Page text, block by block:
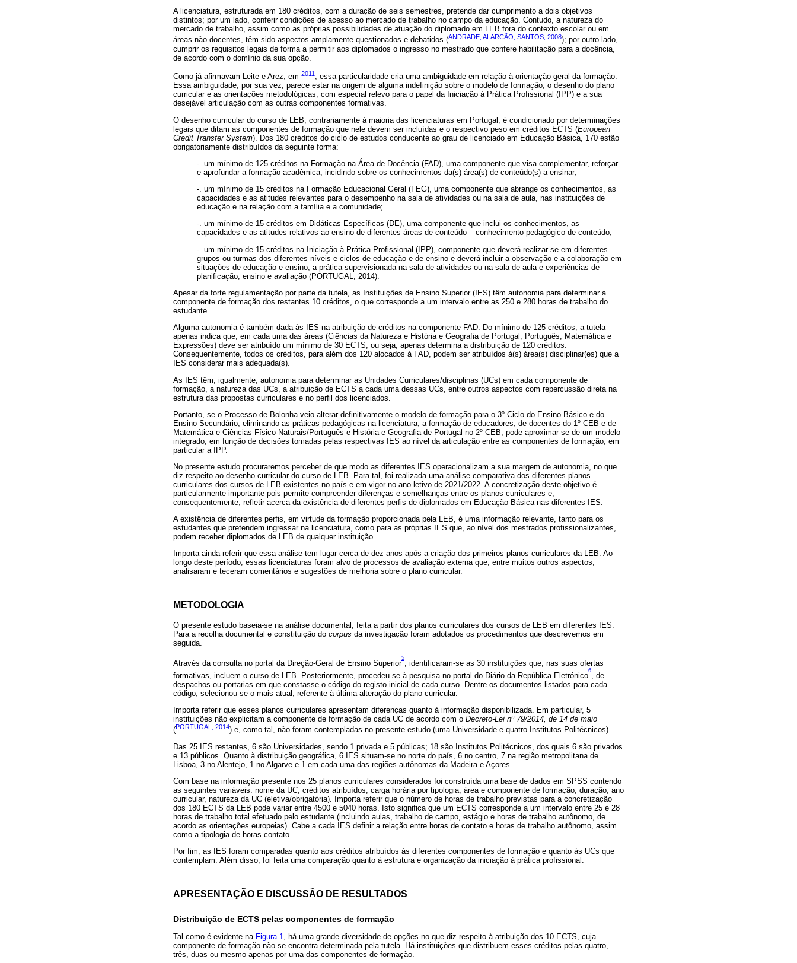
A licenciatura, estruturada em 180 créditos, com a duração de seis semestres, pretende dar cumprimento a dois objetivos
distintos; por um lado, conferir condições de acesso ao mercado de trabalho no campo da educação. Contudo, a natureza do
mercado de trabalho, assim como as próprias possibilidades de atuação do diplomado em LEB fora do contexto escolar ou em
áreas não docentes, têm sido aspectos amplamente questionados e debatidos (ANDRADE; ALARCÃO; SANTOS, 2008); por outro lado,
cumprir os requisitos legais de forma a permitir aos diplomados o ingresso no mestrado que confere habilitação para a docência,
de acordo com o domínio da sua opção.
Como já afirmavam Leite e Arez, em 2011 , essa particularidade cria uma ambiguidade em relação à orientação geral da formação.
Essa ambiguidade, por sua vez, parece estar na origem de alguma indefinição sobre o modelo de formação, o desenho do plano
curricular e as orientações metodológicas, com especial relevo para o papel da Iniciação à Prática Profissional (IPP) e a sua
desejável articulação com as outras componentes formativas.
O desenho curricular do curso de LEB, contrariamente à maioria das licenciaturas em Portugal, é condicionado por determinações
legais que ditam as componentes de formação que nele devem ser incluídas e o respectivo peso em créditos ECTS (European
Credit Transfer System). Dos 180 créditos do ciclo de estudos conducente ao grau de licenciado em Educação Básica, 170 estão
obrigatoriamente distribuídos da seguinte forma:
-. um mínimo de 125 créditos na Formação na Área de Docência (FAD), uma componente que visa complementar, reforçar
e aprofundar a formação acadêmica, incidindo sobre os conhecimentos da(s) área(s) de conteúdo(s) a ensinar;
-. um mínimo de 15 créditos na Formação Educacional Geral (FEG), uma componente que abrange os conhecimentos, as
capacidades e as atitudes relevantes para o desempenho na sala de atividades ou na sala de aula, nas instituições de
educação e na relação com a família e a comunidade;
-. um mínimo de 15 créditos em Didáticas Específicas (DE), uma componente que inclui os conhecimentos, as
capacidades e as atitudes relativos ao ensino de diferentes áreas de conteúdo – conhecimento pedagógico de conteúdo;
-. um mínimo de 15 créditos na Iniciação à Prática Profissional (IPP), componente que deverá realizar-se em diferentes
grupos ou turmas dos diferentes níveis e ciclos de educação e de ensino e deverá incluir a observação e a colaboração em
situações de educação e ensino, a prática supervisionada na sala de atividades ou na sala de aula e experiências de
planificação, ensino e avaliação (PORTUGAL, 2014).
Apesar da forte regulamentação por parte da tutela, as Instituições de Ensino Superior (IES) têm autonomia para determinar a
componente de formação dos restantes 10 créditos, o que corresponde a um intervalo entre as 250 e 280 horas de trabalho do
estudante.
Alguma autonomia é também dada às IES na atribuição de créditos na componente FAD. Do mínimo de 125 créditos, a tutela
apenas indica que, em cada uma das áreas (Ciências da Natureza e História e Geografia de Portugal, Português, Matemática e
Expressões) deve ser atribuído um mínimo de 30 ECTS, ou seja, apenas determina a distribuição de 120 créditos.
Consequentemente, todos os créditos, para além dos 120 alocados à FAD, podem ser atribuídos à(s) área(s) disciplinar(es) que a
IES considerar mais adequada(s).
As IES têm, igualmente, autonomia para determinar as Unidades Curriculares/disciplinas (UCs) em cada componente de
formação, a natureza das UCs, a atribuição de ECTS a cada uma dessas UCs, entre outros aspectos com repercussão direta na
estrutura das propostas curriculares e no perfil dos licenciados.
Portanto, se o Processo de Bolonha veio alterar definitivamente o modelo de formação para o 3º Ciclo do Ensino Básico e do
Ensino Secundário, eliminando as práticas pedagógicas na licenciatura, a formação de educadores, de docentes do 1º CEB e de
Matemática e Ciências Físico-Naturais/Português e História e Geografia de Portugal no 2º CEB, pode aproximar-se de um modelo
integrado, em função de decisões tomadas pelas respectivas IES ao nível da articulação entre as componentes de formação, em
particular a IPP.
No presente estudo procuraremos perceber de que modo as diferentes IES operacionalizam a sua margem de autonomia, no que
diz respeito ao desenho curricular do curso de LEB. Para tal, foi realizada uma análise comparativa dos diferentes planos
curriculares dos cursos de LEB existentes no país e em vigor no ano letivo de 2021/2022. A concretização deste objetivo é
particularmente importante pois permite compreender diferenças e semelhanças entre os planos curriculares e,
consequentemente, refletir acerca da existência de diferentes perfis de diplomados em Educação Básica nas diferentes IES.
A existência de diferentes perfis, em virtude da formação proporcionada pela LEB, é uma informação relevante, tanto para os
estudantes que pretendem ingressar na licenciatura, como para as próprias IES que, ao nível dos mestrados profissionalizantes,
podem receber diplomados de LEB de qualquer instituição.
Importa ainda referir que essa análise tem lugar cerca de dez anos após a criação dos primeiros planos curriculares da LEB. Ao
longo deste período, essas licenciaturas foram alvo de processos de avaliação externa que, entre muitos outros aspectos,
analisaram e teceram comentários e sugestões de melhoria sobre o plano curricular.
METODOLOGIA
O presente estudo baseia-se na análise documental, feita a partir dos planos curriculares dos cursos de LEB em diferentes IES.
Para a recolha documental e constituição do corpus da investigação foram adotados os procedimentos que descrevemos em
seguida.
Através da consulta no portal da Direção-Geral de Ensino Superior
5
, identificaram-se as 30 instituições que, nas suas ofertas
formativas, incluem o curso de LEB. Posteriormente, procedeu-se à pesquisa no portal do Diário da República Eletrónico
6
, de
despachos ou portarias em que constasse o código do registo inicial de cada curso. Dentre os documentos listados para cada
código, selecionou-se o mais atual, referente à última alteração do plano curricular.
Importa referir que esses planos curriculares apresentam diferenças quanto à informação disponibilizada. Em particular, 5
instituições não explicitam a componente de formação de cada UC de acordo com o Decreto-Lei nº 79/2014, de 14 de maio
(PORTUGAL, 2014) e, como tal, não foram contempladas no presente estudo (uma Universidade e quatro Institutos Politécnicos).
Das 25 IES restantes, 6 são Universidades, sendo 1 privada e 5 públicas; 18 são Institutos Politécnicos, dos quais 6 são privados
e 13 públicos. Quanto à distribuição geográfica, 6 IES situam-se no norte do país, 6 no centro, 7 na região metropolitana de
Lisboa, 3 no Alentejo, 1 no Algarve e 1 em cada uma das regiões autônomas da Madeira e Açores.
Com base na informação presente nos 25 planos curriculares considerados foi construída uma base de dados em SPSS contendo
as seguintes variáveis: nome da UC, créditos atribuídos, carga horária por tipologia, área e componente de formação, duração, ano
curricular, natureza da UC (eletiva/obrigatória). Importa referir que o número de horas de trabalho previstas para a concretização
dos 180 ECTS da LEB pode variar entre 4500 e 5040 horas. Isto significa que um ECTS corresponde a um intervalo entre 25 e 28
horas de trabalho total efetuado pelo estudante (incluindo aulas, trabalho de campo, estágio e horas de trabalho autônomo, de
acordo as orientações europeias). Cabe a cada IES definir a relação entre horas de contato e horas de trabalho autônomo, assim
como a tipologia de horas contato.
Por fim, as IES foram comparadas quanto aos créditos atribuídos às diferentes componentes de formação e quanto às UCs que
contemplam. Além disso, foi feita uma comparação quanto à estrutura e organização da iniciação à prática profissional.
APRESENTAÇÃO E DISCUSSÃO DE RESULTADOS
Distribuição de ECTS pelas componentes de formação
Tal como é evidente na Figura 1, há uma grande diversidade de opções no que diz respeito à atribuição dos 10 ECTS, cuja
componente de formação não se encontra determinada pela tutela. Há instituições que distribuem esses créditos pelas quatro,
três, duas ou mesmo apenas por uma das componentes de formação.